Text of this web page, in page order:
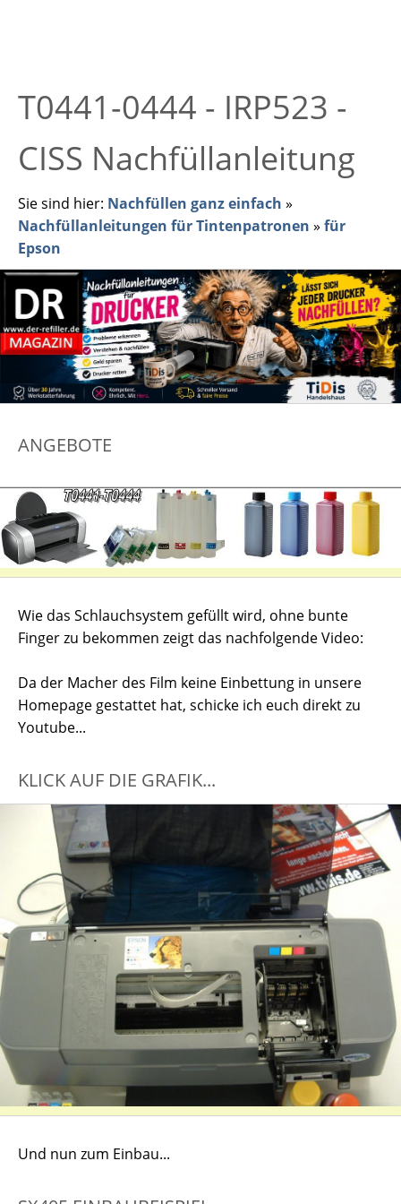
T0441-0444 - IRP523 -
CISS Nachfüllanleitung
Sie sind hier: Nachfüllen ganz einfach »
Nachfüllanleitungen für Tintenpatronen » für
Epson
ANGEBOTE
Wie das Schlauchsystem gefüllt wird, ohne bunte
Finger zu bekommen zeigt das nachfolgende Video:
Da der Macher des Film keine Einbettung in unsere
Homepage gestattet hat, schicke ich euch direkt zu
Youtube...
KLICK AUF DIE GRAFIK...
Und nun zum Einbau...